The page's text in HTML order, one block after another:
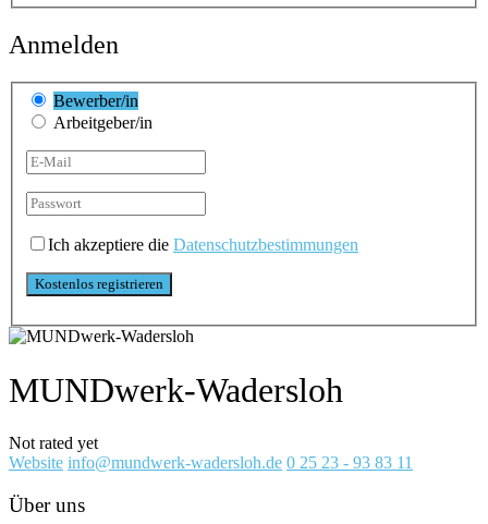
Anmelden
Bewerber/in
Arbeitgeber/in
Ich akzeptiere die Datenschutzbestimmungen
MUNDwerk-Wadersloh
Not rated yet
Website info@mundwerk-wadersloh.de 0 25 23 - 93 83 11
Über uns